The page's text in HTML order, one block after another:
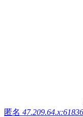
匿名 47.209.64.x:61836